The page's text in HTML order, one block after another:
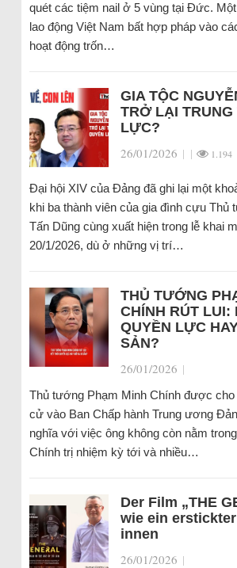
quét các tiệm nail ở 5 vùng tại Đức.
lao động Việt Nam bất hợp pháp vào
hoạt động trốn…
GIA TỘC
TRỞ LẠI TRUNG
LỰC?
26/01/2026 | | 1.194
Đại hội XIV của Đảng đã ghi lại một
khi ba thành viên của gia đình cựu Thủ
Tấn Dũng cùng xuất hiện trong lễ khai
20/1/2026, dù ở những vị trí…
THỦ TƯỚNG
CHÍNH RÚT LUI:
QUYỀN LỰC
SẢN?
26/01/2026 |
Thủ tướng Phạm Minh Chính được cho
cử vào Ban Chấp hành Trung ương
nghĩa với việc ông không còn nằm
Chính trị nhiệm kỳ tới và nhiều…
Der Film „THE
wie ein
innen
26/01/2026 |